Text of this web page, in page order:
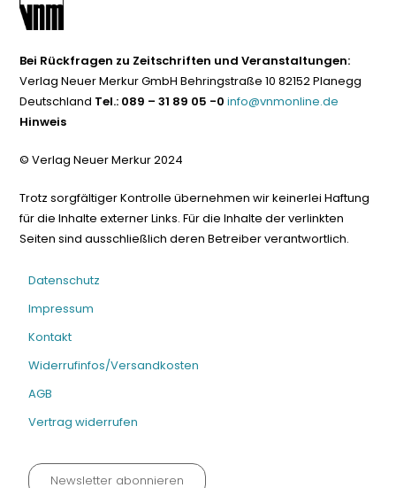
Bei Rückfragen zu Zeitschriften und Veranstaltungen:
Verlag Neuer Merkur GmbH Behringstraße 10 82152 Planegg
Deutschland Tel.: 089 – 31 89 05 -0 info@vnmonline.de
Hinweis
© Verlag Neuer Merkur 2024
Trotz sorgfältiger Kontrolle übernehmen wir keinerlei Haftung
für die Inhalte externer Links. Für die Inhalte der verlinkten
Seiten sind ausschließlich deren Betreiber verantwortlich.
Datenschutz
Impressum
Kontakt
Widerrufinfos/Versandkosten
AGB
Vertrag widerrufen
Newsletter abonnieren